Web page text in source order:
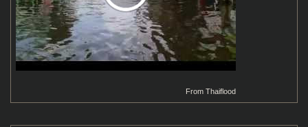
FromThaiflood